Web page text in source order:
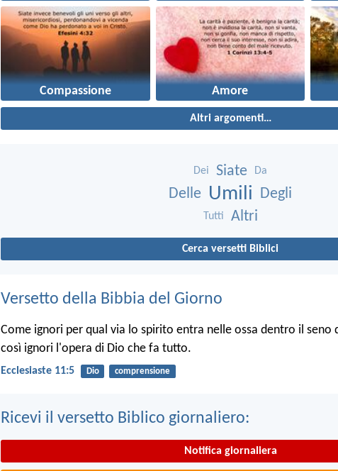
Compassione Amore
Altri argomenti…
Dei Siate Da
Delle Umili Degli
Tutti Altri
Cerca versetti Biblici
Versetto della Bibbia del Giorno
Come ignori per qual via lo spirito entra nelle ossa dentro il seno
così ignori l'opera di Dio che fa tutto.
Ecclesiaste 11:5 Dio comprensione
Ricevi il versetto Biblico giornaliero:
Notifica giornaliera